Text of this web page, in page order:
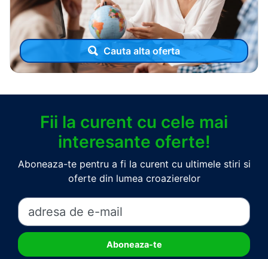
Cauta alta oferta
Fii la curent cu cele mai
interesante oferte!
Aboneaza-te pentru a fi la curent cu ultimele stiri si
oferte din lumea croazierelor